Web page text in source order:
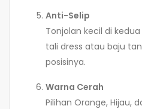
Anti-Selip
Tonjolan kecil di
tali dress atau baju
posisinya.
Warna Cerah
Pilihan Orange, Hijau,